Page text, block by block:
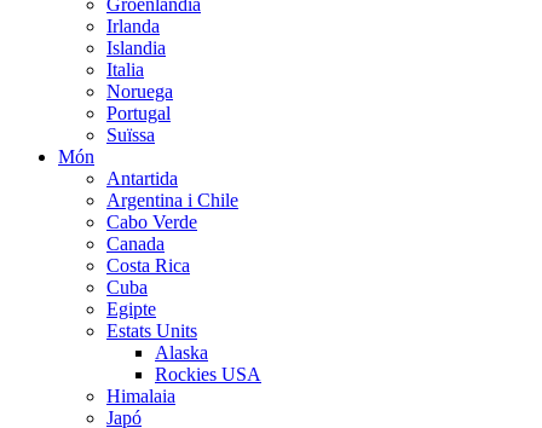
Groenlandia
Irlanda
Islandia
Italia
Noruega
Portugal
Suïssa
Món
Antartida
Argentina i Chile
Cabo Verde
Canada
Costa Rica
Cuba
Egipte
Estats Units
Alaska
Rockies USA
Himalaia
Japó